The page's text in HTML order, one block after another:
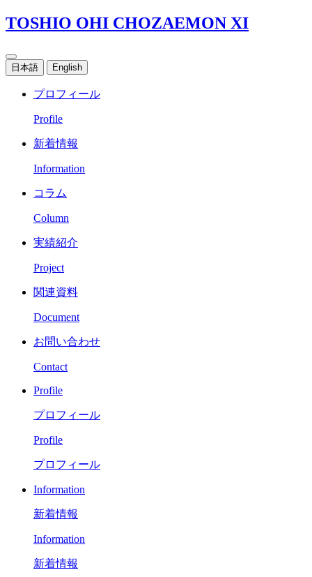
TOSHIO OHI CHOZAEMON XI
日本語 English
プロフィール
Profile
新着情報
Information
コラム
Column
実績紹介
Project
関連資料
Document
お問い合わせ
Contact
Profile
プロフィール
Profile
プロフィール
Information
新着情報
Information
新着情報